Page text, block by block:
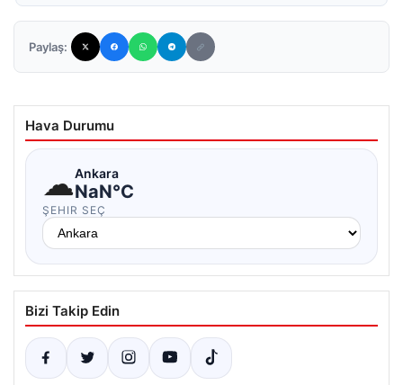
Paylaş:
Hava Durumu
☁Ankara
NaN°C
ŞEHIR SEÇ
Bizi Takip Edin